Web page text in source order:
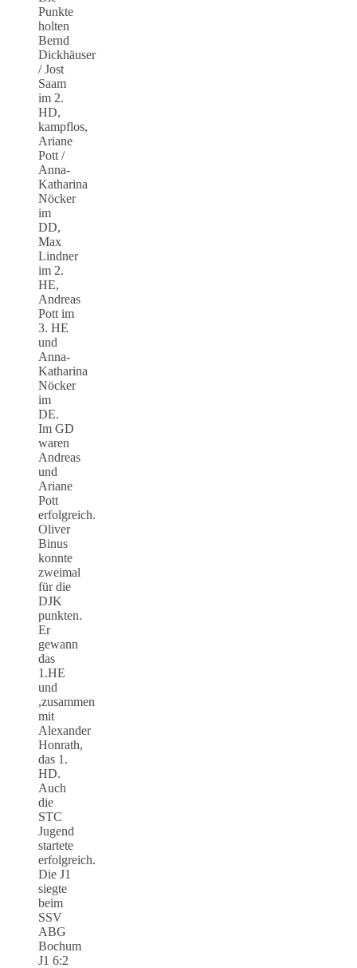
Punkte
holten
Bernd
Dickhäuser
/ Jost
Saam
im 2.
HD,
kampflos,
Ariane
Pott /
Anna-
Katharina
Nöcker
im
DD,
Max
Lindner
im 2.
HE,
Andreas
Pott im
3. HE
und
Anna-
Katharina
Nöcker
im
DE.
Im GD
waren
Andreas
und
Ariane
Pott
erfolgreich.
Oliver
Binus
konnte
zweimal
für die
DJK
punkten.
Er
gewann
das
1.HE
und
,zusammen
mit
Alexander
Honrath,
das 1.
HD.
Auch
die
STC
Jugend
startete
erfolgreich.
Die J1
siegte
beim
SSV
ABG
Bochum
J1 6:2